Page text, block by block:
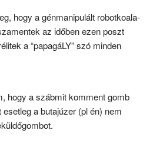
hogy a génmanipulált robotkoala-
az időben ezen poszt
a “papagáLY” szó minden
hogy a szábmit komment gomb
a butajúzer (pl én) nem